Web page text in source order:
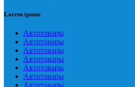
Lorem ipsum
Автотовары
Автотовары
Автотовары
Автотовары
Автотовары
Автотовары
Автотовары